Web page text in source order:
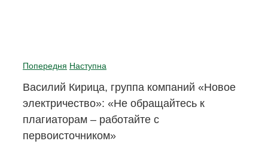
Попередня Наступна
Василий Кирица, группа компаний «Новое
электричество»: «Не обращайтесь к
плагиаторам – работайте с
первоисточником»